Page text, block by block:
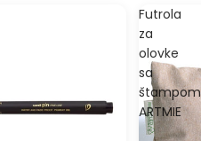
Futrola
za
olovke
sa
štampom
ARTMIE